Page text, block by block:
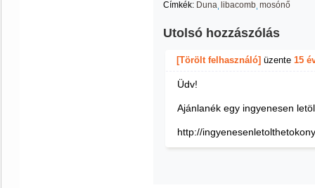
Címkék: Duna libacomb mosónő
Utolsó hozzászólás
[Törölt felhasználó] üzente 15
Üdv!
Ajánlanék egy ingyenesen
http://